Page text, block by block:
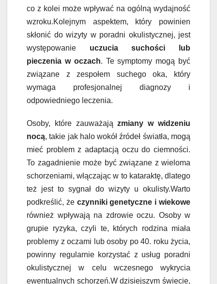
co z kolei może wpływać na ogólną wydajność
wzroku.Kolejnym aspektem, który powinien
skłonić do wizyty w poradni okulistycznej, jest
występowanie uczucia suchości lub
pieczenia w oczach. Te symptomy mogą być
związane z zespołem suchego oka, który
wymaga profesjonalnej diagnozy i
odpowiedniego leczenia.
Osoby, które zauważajązmiany w widzeniu
nocą, takie jak halo wokół źródeł światła, mogą
mieć problem z adaptacją oczu do ciemności.
To zagadnienie może być związane z wieloma
schorzeniami, włączając w to kataraktę, dlatego
też jest to sygnał do wizyty u okulisty.Warto
podkreślić, że czynniki genetyczne i wiekowe
również wpływają na zdrowie oczu. Osoby w
grupie ryzyka, czyli te, których rodzina miała
problemy z oczami lub osoby po 40. roku życia,
powinny regularnie korzystać z usług poradni
okulistycznej w celu wczesnego wykrycia
ewentualnych schorzeń.W dzisiejszym świecie,